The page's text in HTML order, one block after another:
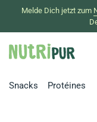
Melde Dich jetzt zum
Snacks Protéines